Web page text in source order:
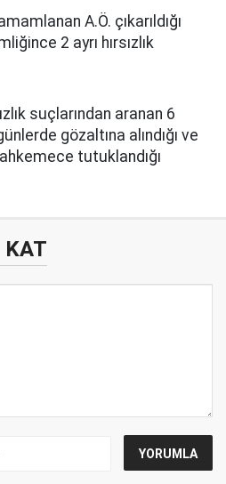
A.Ö. çıkarıldığı
2 ayrı hırsızlık
suçlarından aranan 6
gözaltına alındığı ve
tutuklandığı
KAT